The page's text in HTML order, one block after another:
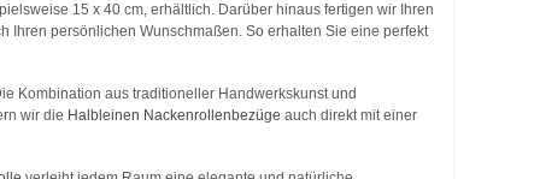
15 x 40 cm, erhältlich. Darüber hinaus fertigen wir Ihren
persönlichen Wunschmaßen. So erhalten Sie eine perfekt
Kombination aus traditioneller Handwerkskunst und
wir die Halbleinen Nackenrollenbezüge auch direkt mit einer